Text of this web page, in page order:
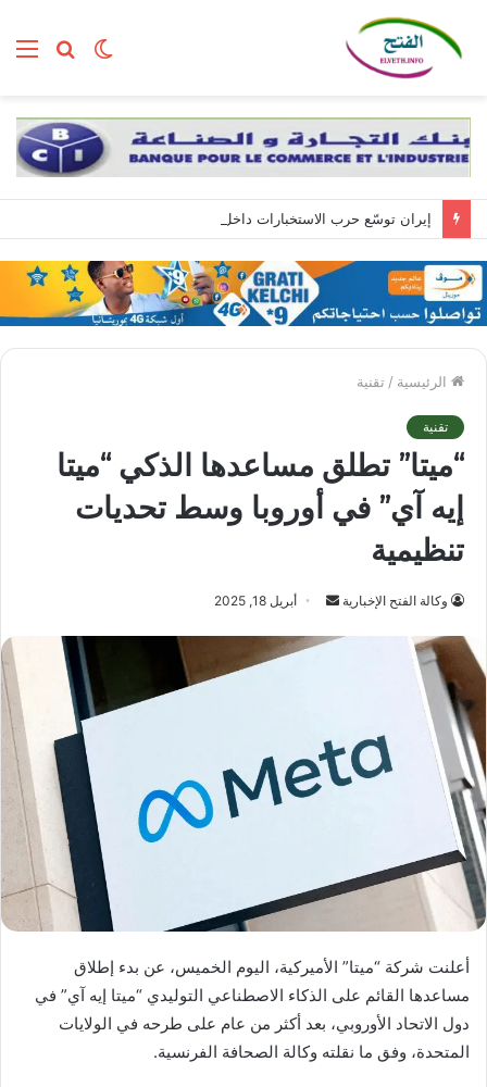
بحث الوضع
الرئيسية / تقنية
تقنية
“ميتا” تطلق مساعدها الذكي “ميتا
إيه آي” في أوروبا وسط تحديات
تنظيمية
وكالة الفتح الإخبارية
أرسل
إلكترونيا
أبريل 18, 2025
أعلنت شركة “ميتا” الأميركية، اليوم الخميس، عن بدء إطلاق
مساعدها القائم على الذكاء الاصطناعي التوليدي “ميتا إيه آي” في
دول الاتحاد الأوروبي، بعد أكثر من عام على طرحه في الولايات
المتحدة، وفق ما نقلته وكالة الصحافة الفرنسية.